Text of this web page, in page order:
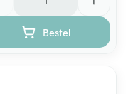
Bestel